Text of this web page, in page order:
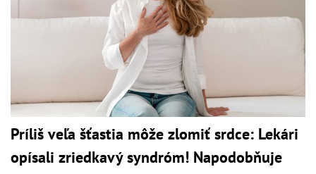
Príliš veľa šťastia môže zlomiť srdce: Lekári
opísali zriedkavý syndróm! Napodobňuje